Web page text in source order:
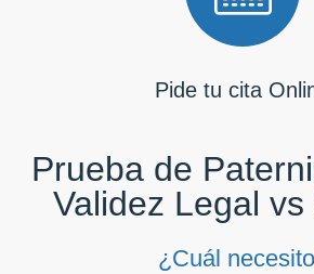
Pide tu cita
Prueba de
Validez Legal
¿Cuál